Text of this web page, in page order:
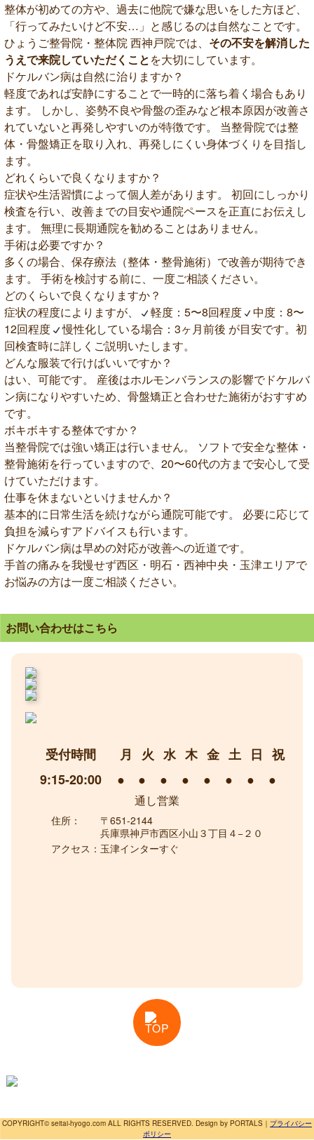
整体が初めての方や、過去に他院で嫌な思いをした方ほど、
「行ってみたいけど不安…」と感じるのは自然なことです。
ひょうご整骨院・整体院 西神戸院では、 その不安を解消した
うえで来院していただくことを大切にしています。
ドケルバン病は自然に治りますか？
軽度であれば安静にすることで一時的に落ち着く場合もあり
ます。 しかし、姿勢不良や骨盤の歪みなど根本原因が改善さ
れていないと再発しやすいのが特徴です。 当整骨院では整
体・骨盤矯正を取り入れ、再発しにくい身体づくりを目指し
ます。
どれくらいで良くなりますか？
症状や生活習慣によって個人差があります。 初回にしっかり
検査を行い、改善までの目安や通院ペースを正直にお伝えし
ます。 無理に長期通院を勧めることはありません。
手術は必要ですか？
多くの場合、保存療法（整体・整骨施術）で改善が期待でき
ます。 手術を検討する前に、一度ご相談ください。
どのくらいで良くなりますか？
症状の程度によりますが、
軽度：5〜8回程度
中度：8〜
12回程度 慢性化している場合：3ヶ月前後 が目安です。初
回検査時に詳しくご説明いたします。
どんな服装で行けばいいですか？
はい、可能です。 産後はホルモンバランスの影響でドケルバ
ン病になりやすいため、骨盤矯正と合わせた施術がおすすめ
です。
ボキボキする整体ですか？
当整骨院では強い矯正は行いません。 ソフトで安全な整体・
整骨施術を行っていますので、20〜60代の方まで安心して受
けていただけます。
仕事を休まないといけませんか？
基本的に日常生活を続けながら通院可能です。 必要に応じて
負担を減らすアドバイスも行います。
ドケルバン病は早めの対応が改善への近道です。
手首の痛みを我慢せず西区・明石・西神中央・玉津エリアで
お悩みの方は一度ご相談ください。
お問い合わせはこちら
受付時間 月 火 水 木 金 土 日 祝
9:15-20:00
● ● ● ● ● ● ● ●
通し営業
住所：
〒651-2144
兵庫県神戸市西区小山３丁目４−２０
アクセス： 玉津インターすぐ
TOP
COPYRIGHT© seitai-hyogo.com ALL RIGHTS RESERVED. Design by PORTALS ｜ プライバシー
ポリシー